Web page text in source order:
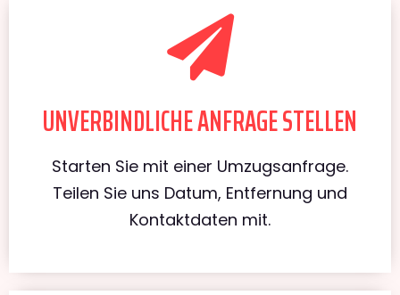
UNVERBINDLICHE ANFRAGE STELLEN
Starten Sie mit einer Umzugsanfrage.
Teilen Sie uns Datum, Entfernung und
Kontaktdaten mit.